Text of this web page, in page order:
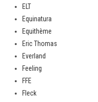
ELT
Equinatura
Equithème
Eric Thomas
Everland
Feeling
FFE
Fleck